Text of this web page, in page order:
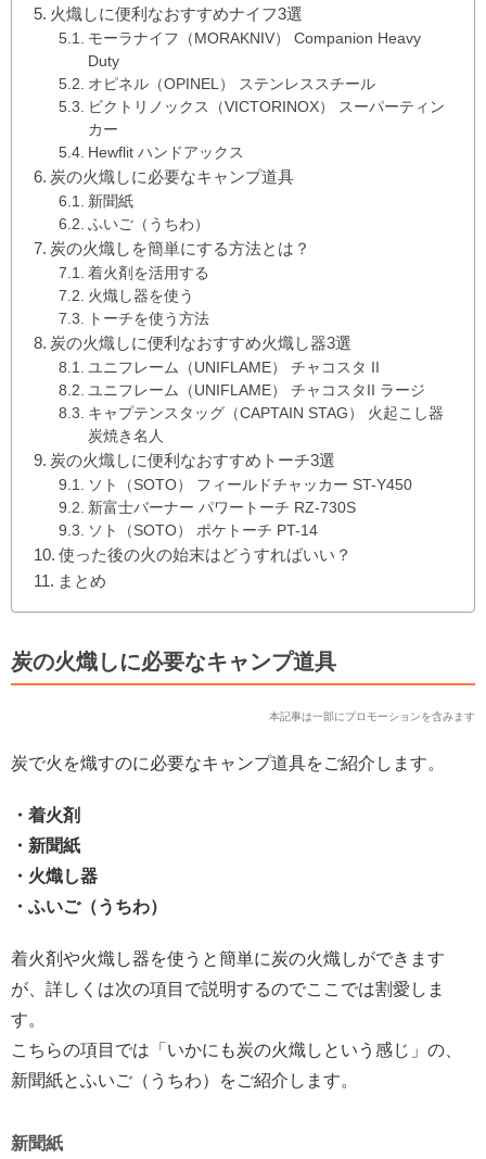
火熾しに便利なおすすめナイフ3選
モーラナイフ（MORAKNIV） Companion Heavy
Duty
オピネル（OPINEL） ステンレススチール
ビクトリノックス（VICTORINOX） スーパーティン
カー
Hewflit ハンドアックス
炭の火熾しに必要なキャンプ道具
新聞紙
ふいご（うちわ）
炭の火熾しを簡単にする方法とは？
着火剤を活用する
火熾し器を使う
トーチを使う方法
炭の火熾しに便利なおすすめ火熾し器3選
ユニフレーム（UNIFLAME） チャコスタ II
ユニフレーム（UNIFLAME） チャコスタII ラージ
キャプテンスタッグ（CAPTAIN STAG） 火起こし器
炭焼き名人
炭の火熾しに便利なおすすめトーチ3選
ソト（SOTO） フィールドチャッカー ST-Y450
新富士バーナー パワートーチ RZ-730S
ソト（SOTO） ポケトーチ PT-14
使った後の火の始末はどうすればいい？
まとめ
炭の火熾しに必要なキャンプ道具
本記事は一部にプロモーションを含みます
炭で火を熾すのに必要なキャンプ道具をご紹介します。
・着火剤
・新聞紙
・火熾し器
・ふいご（うちわ）
着火剤や火熾し器を使うと簡単に炭の火熾しができます
が、詳しくは次の項目で説明するのでここでは割愛しま
す。
こちらの項目では「いかにも炭の火熾しという感じ」の、
新聞紙とふいご（うちわ）をご紹介します。
新聞紙